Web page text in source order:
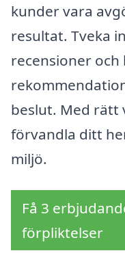
kunder vara
resultat. Tveka
recensioner och
beslut. Med rätt
förvandla ditt
miljö.
Få 3
förpliktelser